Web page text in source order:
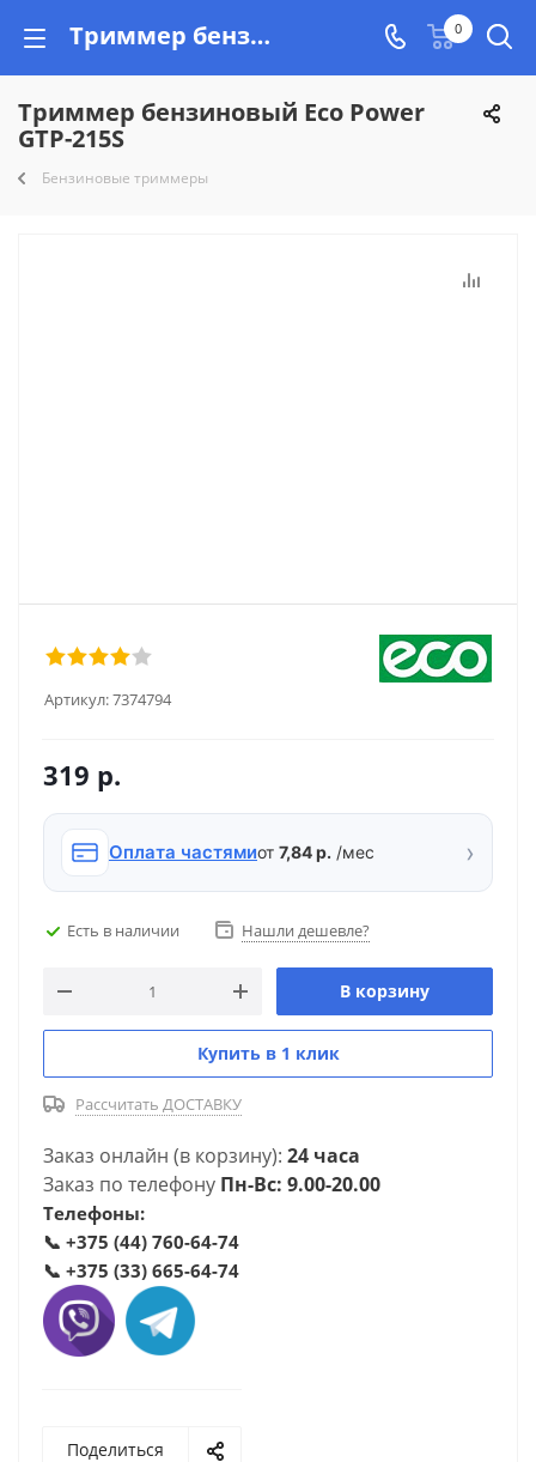
Триммер бензиновый Eco Power GTP-215S купить недорого на Vishop.by, рассрочка! 0
Триммер бензиновый Eco Power
GTP-215S
Бензиновые триммеры
Артикул:7374794
319 р.
Оплата частямиот 7,84 р. /мес ›
Есть в наличии Нашли дешевле?
В корзину
Купить в 1 клик
Рассчитать ДОСТАВКУ
Заказ онлайн (в корзину): 24 часа
Заказ по телефону Пн-Вс: 9.00-20.00
Телефоны:
📞 +375 (44) 760-64-74
📞 +375 (33) 665-64-74
Поделиться